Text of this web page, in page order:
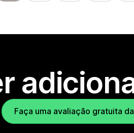
Faça uma avaliação gratuita